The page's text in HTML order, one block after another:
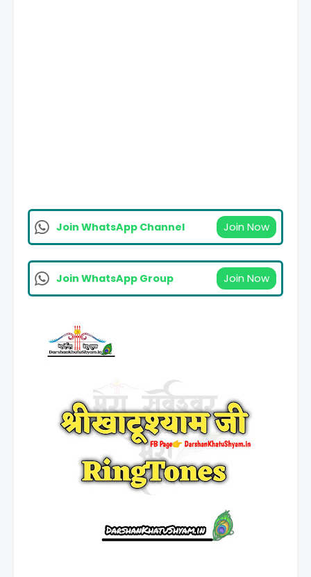
Join WhatsApp Channel Join Now
Join WhatsApp Group Join Now